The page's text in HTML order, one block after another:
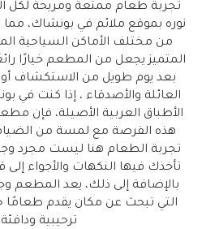
تجربة طعام ممتعة ومريحة لكل
نوره بموقع ملائم في بونشاك،
من مختلف الأماكن السياحية
المتميز يجعل من المطعم خيارًا
بعد يوم طويل من الاستكشاف
العائلة والأصدقاء ، إذا كنت في
الأطباق العربية الأصيلة، فإن
هذه الفرصة مع لمسة من
تجربة الطعام هنا ليست مجرد
تأخذك فيها النكهات والأجواء
بالإضافة إلى ذلك، يعد المطعم
التي تبحث عن مكان يقدم طعامًا
ترحيبية ودافئة.